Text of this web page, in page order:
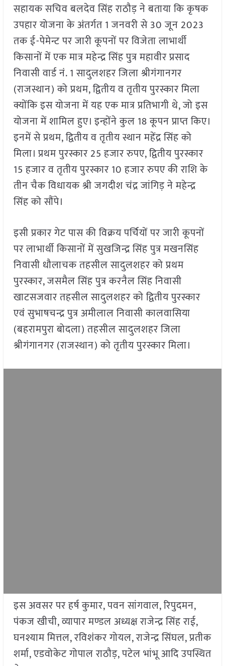
सहायक सचिव बलदेव सिंह राठौड़ ने बताया कि कृषक
उपहार योजना के अंतर्गत 1 जनवरी से 30 जून 2023
तक ई-पेमेन्ट पर जारी कूपनों पर विजेता लाभार्थी
किसानों में एक मात्र महेन्द्र सिंह पुत्र महावीर प्रसाद
निवासी वार्ड नं. 1 सादुलशहर जिला श्रीगंगानगर
(राजस्थान) को प्रथम, द्वितीय व तृतीय पुरस्कार मिला
क्योंकि इस योजना में यह एक मात्र प्रतिभागी थे, जो इस
योजना में शामिल हुए। इन्होंने कुल 18 कूपन प्राप्त किए।
इनमें से प्रथम, द्वितीय व तृतीय स्थान महेंद्र सिंह को
मिला। प्रथम पुरस्कार 25 हजार रुपए, द्वितीय पुरस्कार
15 हजार व तृतीय पुरस्कार 10 हजार रुपए की राशि के
तीन चैक विधायक श्री जगदीश चंद्र जांगिड़ ने महेन्द्र
सिंह को सौंपे।
इसी प्रकार गेट पास की विक्रय पर्चियों पर जारी कूपनों
पर लाभार्थी किसानों में सुखजिन्द्र सिंह पुत्र मखनसिंह
निवासी धौलाचक तहसील सादुलशहर को प्रथम
पुरस्कार, जसमैल सिंह पुत्र करनैल सिंह निवासी
खाटसजवार तहसील सादुलशहर को द्वितीय पुरस्कार
एवं सुभाषचन्द्र पुत्र अमीलाल निवासी कालवासिया
(बहरामपुरा बोदला) तहसील सादुलशहर जिला
श्रीगंगानगर (राजस्थान) को तृतीय पुरस्कार मिला।
इस अवसर पर हर्ष कुमार, पवन सांगवाल, रिपुदमन,
पंकज खीची, व्यापार मण्डल अध्यक्ष राजेन्द्र सिंह राई,
घनश्याम मित्तल, रविशंकर गोयल, राजेन्द्र सिंघल, प्रतीक
शर्मा, एडवोकेट गोपाल राठौड़, पटेल भांभू आदि उपस्थित